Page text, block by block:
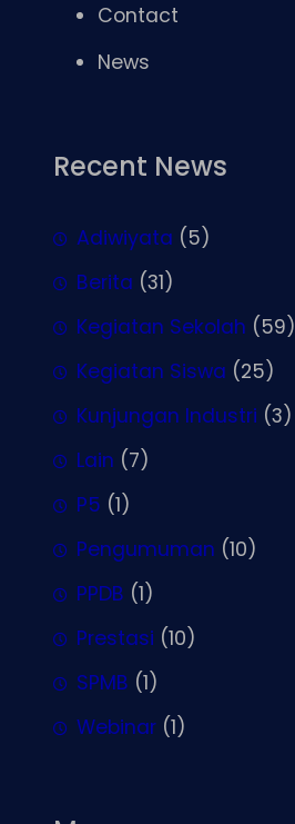
Contact
News
Recent News
Adiwiyata (5)
Berita (31)
Kegiatan Sekolah (59)
Kegiatan Siswa (25)
Kunjungan Industri (3)
Lain (7)
P5 (1)
Pengumuman (10)
PPDB (1)
Prestasi (10)
SPMB (1)
Webinar (1)